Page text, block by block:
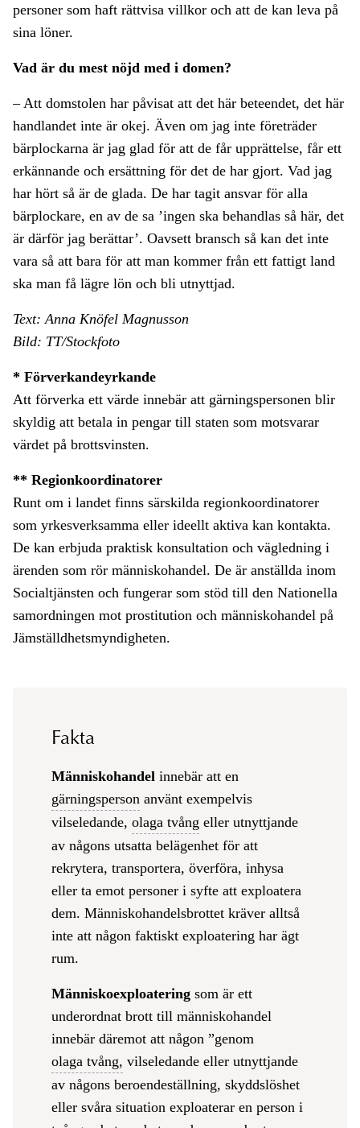
personer som haft rättvisa villkor och att de kan leva på
sina löner.
Vad är du mest nöjd med i domen?
– Att domstolen har påvisat att det här beteendet, det här
handlandet inte är okej. Även om jag inte företräder
bärplockarna är jag glad för att de får upprättelse, får ett
erkännande och ersättning för det de har gjort. Vad jag
har hört så är de glada. De har tagit ansvar för alla
bärplockare, en av de sa ’ingen ska behandlas så här, det
är därför jag berättar’. Oavsett bransch så kan det inte
vara så att bara för att man kommer från ett fattigt land
ska man få lägre lön och bli utnyttjad.
Text: Anna Knöfel Magnusson
Bild: TT/Stockfoto
* Förverkandeyrkande
Att förverka ett värde innebär att gärningspersonen blir
skyldig att betala in pengar till staten som motsvarar
värdet på brottsvinsten.
** Regionkoordinatorer
Runt om i landet finns särskilda regionkoordinatorer
som yrkesverksamma eller ideellt aktiva kan kontakta.
De kan erbjuda praktisk konsultation och vägledning i
ärenden som rör människohandel. De är anställda inom
Socialtjänsten och fungerar som stöd till den Nationella
samordningen mot prostitution och människohandel på
Jämställdhetsmyndigheten.
Fakta
Människohandel innebär att en
gärningsperson använt exempelvis
vilseledande, olaga tvång eller utnyttjande
av någons utsatta belägenhet för att
rekrytera, transportera, överföra, inhysa
eller ta emot personer i syfte att exploatera
dem. Människohandelsbrottet kräver alltså
inte att någon faktiskt exploatering har ägt
rum.
Människoexploatering som är ett
underordnat brott till människohandel
innebär däremot att någon ”genom
olaga tvång, vilseledande eller utnyttjande
av någons beroendeställning, skyddslöshet
eller svåra situation exploaterar en person i